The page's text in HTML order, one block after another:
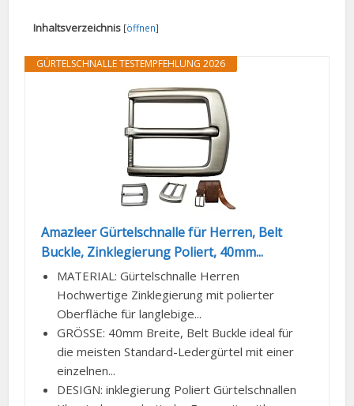
Inhaltsverzeichnis [öffnen]
GÜRTELSCHNALLE TESTEMPFEHLUNG 2026
Amazleer Gürtelschnalle für Herren, Belt
Buckle, Zinklegierung Poliert, 40mm...
MATERIAL: Gürtelschnalle Herren
Hochwertige Zinklegierung mit polierter
Oberfläche für langlebige...
GRÖSSE: 40mm Breite, Belt Buckle ideal für
die meisten Standard-Ledergürtel mit einer
einzelnen...
DESIGN: inklegierung Poliert Gürtelschnallen